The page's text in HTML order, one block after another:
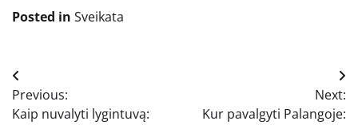
Posted in Sveikata
Navigacija
tarp
Previous:
Kaip nuvalyti lygintuvą:
Next:
Kur pavalgyti Palangoje: